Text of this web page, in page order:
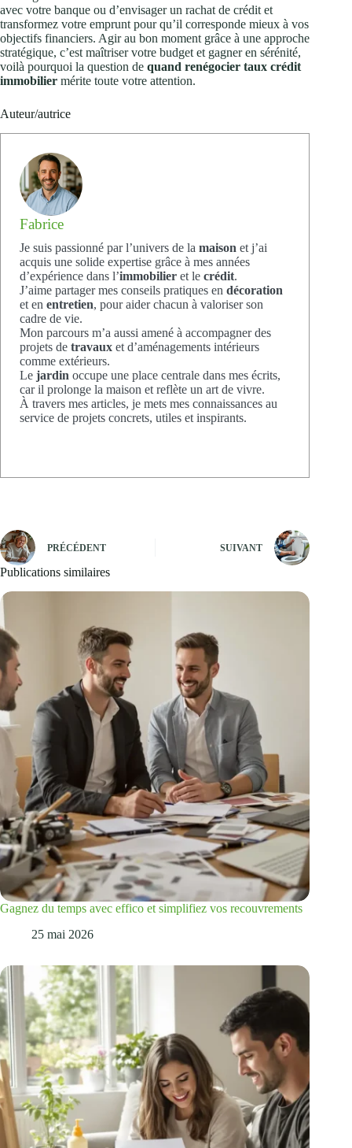
avec votre banque ou d’envisager un rachat de crédit et
transformez votre emprunt pour qu’il corresponde mieux à vos
objectifs financiers. Agir au bon moment grâce à une approche
stratégique, c’est maîtriser votre budget et gagner en sérénité,
voilà pourquoi la question de quand renégocier taux crédit
immobilier mérite toute votre attention.
Auteur/autrice
Fabrice
Je suis passionné par l’univers de la maison et j’ai
acquis une solide expertise grâce à mes années
d’expérience dans l’immobilier et le crédit.
J’aime partager mes conseils pratiques en décoration
et en entretien, pour aider chacun à valoriser son
cadre de vie.
Mon parcours m’a aussi amené à accompagner des
projets de travaux et d’aménagements intérieurs
comme extérieurs.
Le jardin occupe une place centrale dans mes écrits,
car il prolonge la maison et reflète un art de vivre.
À travers mes articles, je mets mes connaissances au
service de projets concrets, utiles et inspirants.
PRÉCÉDENT SUIVANT
Publications similaires
Gagnez du temps avec effico et simplifiez vos recouvrements
25 mai 2026